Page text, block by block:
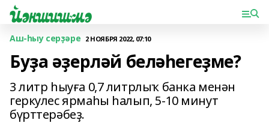
Аш-һыу серҙәре 2 НОЯБРЯ 2022, 07:10
Буҙа әҙерләй беләһегеҙме?
3 литр һыуға 0,7 литрлыҡ банка менән
геркулес ярмаһы һалып, 5-10 минут
бүрттерәбеҙ.